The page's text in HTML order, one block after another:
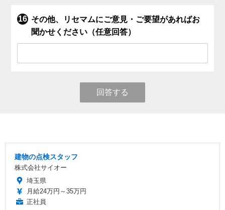
その他、リセマムにご意見・ご要望があればお
聞かせください（任意回答）
回答する
建物の点検スタッフ
株式会社サイオー
埼玉県
月給24万円～35万円
正社員